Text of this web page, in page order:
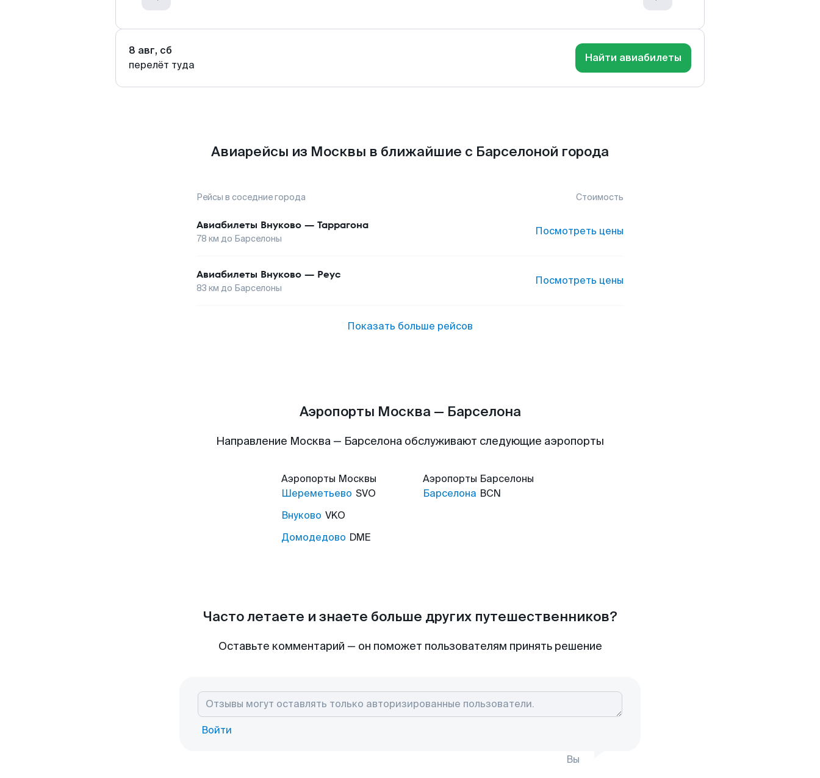
8 авг, сб
перелёт туда
Найти авиабилеты
Авиарейсы из Москвы в ближайшие с Барселоной города
Рейсы в соседние города Стоимость
Авиабилеты Внуково — Таррагона
78 км до Барселоны
Посмотреть цены
Авиабилеты Внуково — Реус
83 км до Барселоны
Посмотреть цены
Показать больше рейсов
Аэропорты Москва — Барселона
Направление Москва — Барселона обслуживают следующие аэропорты
Аэропорты Москвы
Шереметьево SVO
Внуково VKO
Домодедово DME
Аэропорты Барселоны
Барселона BCN
Часто летаете и знаете больше других путешественников?
Оставьте комментарий — он поможет пользователям принять решение
Войти
Вы